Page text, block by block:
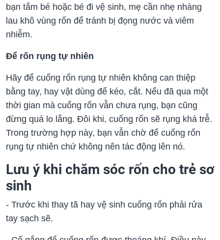
bạn tắm bé hoặc bé đi vệ sinh, mẹ cần nhẹ nhàng
lau khô vùng rốn để tránh bị đọng nước và viêm
nhiễm.
Để rốn rụng tự nhiên
Hãy để cuống rốn rụng tự nhiên không can thiệp
bằng tay, hay vật dùng để kéo, cắt. Nếu đã qua một
thời gian mà cuống rốn vẫn chưa rụng, bạn cũng
đừng quá lo lắng. Đôi khi, cuống rốn sẽ rụng khá trễ.
Trong trường hợp này, bạn vẫn chờ để cuống rốn
rụng tự nhiên chứ không nên tác động lên nó.
Lưu ý khi chăm sóc rốn cho trẻ sơ
sinh
- Trước khi thay tã hay vệ sinh cuống rốn phải rửa
tay sạch sẽ.